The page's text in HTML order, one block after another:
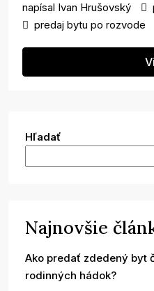
napísal Ivan Hrušovský
predaj bytu po rozvode
Hľadať
Najnovšie
Ako predať zdedený byt
rodinných hádok?